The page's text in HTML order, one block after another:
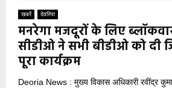
खबरें देवरिया
मनरेगा मजदूरों के लिए
सीडीओ ने सभी बीडीओ को दी
पूरा कार्यक्रम
Deoria News : मुख्य विकास अधिकारी रवींद्र